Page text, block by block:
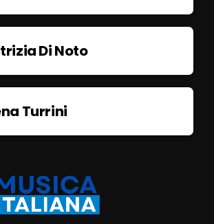
Di Noto
Turrini